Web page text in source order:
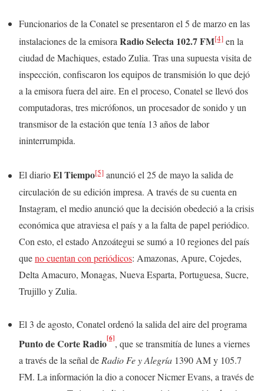
Funcionarios de la Conatel se presentaron el 5 de marzo en las
instalaciones de la emisoraRadio Selecta 102.7 FM[4] en la
ciudad de Machiques, estado Zulia. Tras una supuesta visita de
inspección, confiscaron los equipos de transmisión lo que dejó
a la emisora fuera del aire. En el proceso, Conatel se llevó dos
computadoras, tres micrófonos, un procesador de sonido y un
transmisor de la estación que tenía 13 años de labor
ininterrumpida.
El diarioEl Tiempo[5] anunció el 25 de mayo la salida de
circulación de su edición impresa. A través de su cuenta en
Instagram, el medio anunció que la decisión obedeció a la crisis
económica que atraviesa el país y a la falta de papel periódico.
Con esto, el estado Anzoátegui se sumó a 10 regiones del país
queno cuentan con periódicos: Amazonas, Apure, Cojedes,
Delta Amacuro, Monagas, Nueva Esparta, Portuguesa, Sucre,
Trujillo y Zulia.
El 3 de agosto, Conatel ordenó la salida del aire del programa
Punto de Corte Radio[6], que se transmitía de lunes a viernes
a través de la señal de Radio Fe y Alegría 1390 AM y 105.7
FM. La información la dio a conocer Nicmer Evans, a través de